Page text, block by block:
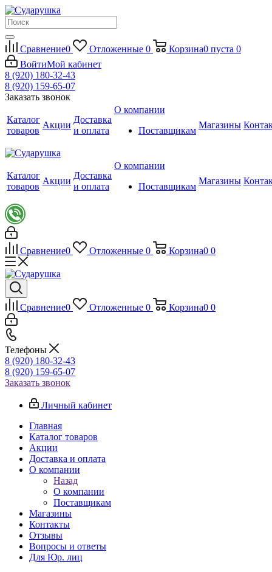
Сравнение0 Отложенные 0 Корзина0 пуста 0
ВойтиМой кабинет
8 (920) 180-32-43
8 (920) 159-65-07
Заказать звонок
Каталог
товаров
Акции
Доставка
и оплата
О компании
Поставщикам
Магазины
Каталог
товаров
Акции
Доставка
и оплата
О компании
Поставщикам
Магазины
Сравнение0 Отложенные 0 Корзина0 0
Сравнение0 Отложенные 0 Корзина0 0
Телефоны
8 (920) 180-32-43
8 (920) 159-65-07
Заказать звонок
Личный кабинет
Главная
Каталог товаров
Акции
Доставка и оплата
О компании
Назад
О компании
Поставщикам
Магазины
Контакты
Отзывы
Вопросы и ответы
Для Юр. лиц